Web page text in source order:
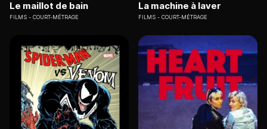
Le maillot de bain
FILMS COURT-MÉTRAGE
La machine à laver
FILMS COURT-MÉTRAGE